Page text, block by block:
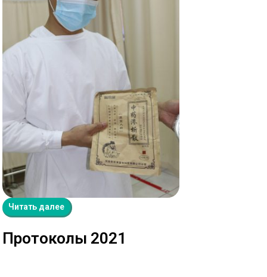
Читать далее
Протоколы 2021